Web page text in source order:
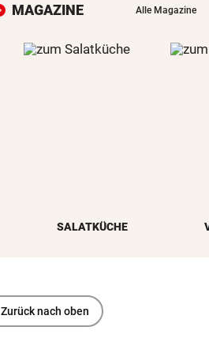
MAGAZINE Alle Magazine
SALATKÜCHE
Zurück nach oben